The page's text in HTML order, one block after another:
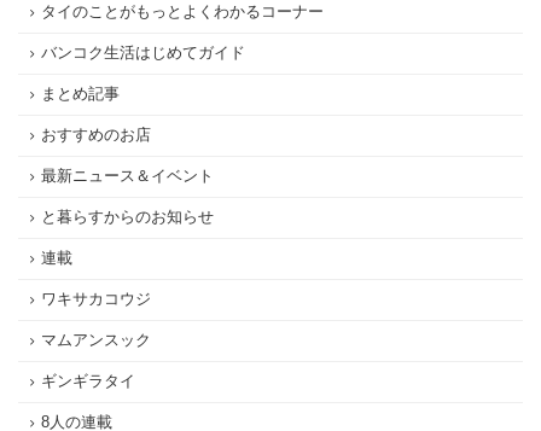
タイのことがもっとよくわかるコーナー
バンコク生活はじめてガイド
まとめ記事
おすすめのお店
最新ニュース＆イベント
と暮らすからのお知らせ
連載
ワキサカコウジ
マムアンスック
ギンギラタイ
8人の連載